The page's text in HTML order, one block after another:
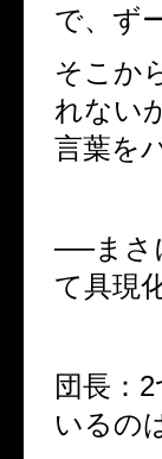
で、ず
そこか
れない
言葉を
──まさ
て具現
団長：
いるの